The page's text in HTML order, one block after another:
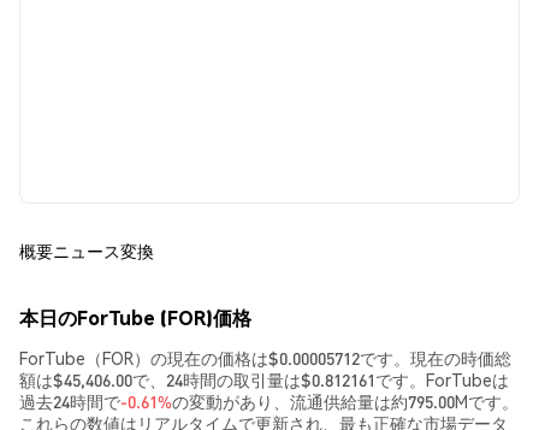
概要ニュース変換
本日のForTube (FOR)価格
ForTube（FOR）の現在の価格は$0.00005712です。現在の時価総
額は$45,406.00で、24時間の取引量は$0.812161です。ForTubeは
過去24時間で-0.61%の変動があり、流通供給量は約795.00Mです。
これらの数値はリアルタイムで更新され、最も正確な市場データ